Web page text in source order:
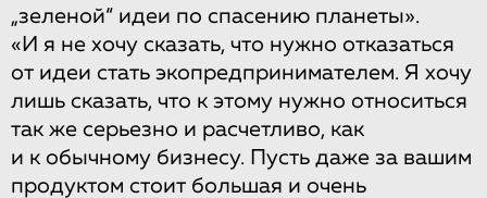
„зеленой“ идеи по спасению планеты».
«И я не хочу сказать, что нужно отказаться
от идеи стать экопредпринимателем. Я хочу
лишь сказать, что к этому нужно относиться
так же серьезно и расчетливо, как
и к обычному бизнесу. Пусть даже за вашим
продуктом стоит большая и очень